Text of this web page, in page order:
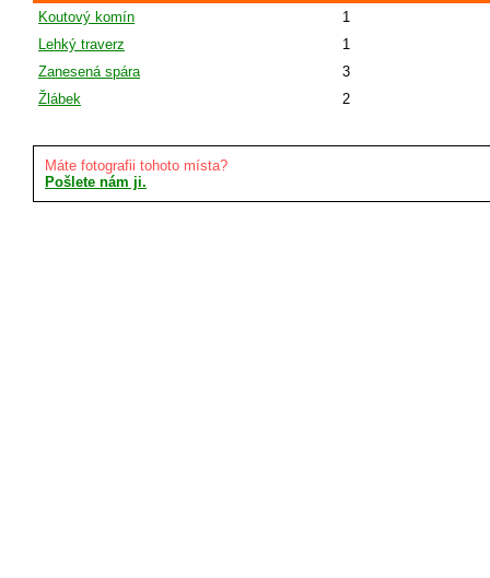
Koutový komín
1
Lehký traverz
1
Zanesená spára
3
Žlábek
2
Máte fotografii tohoto místa?
Pošlete nám ji.